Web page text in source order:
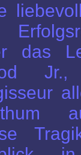
das
Jr.,